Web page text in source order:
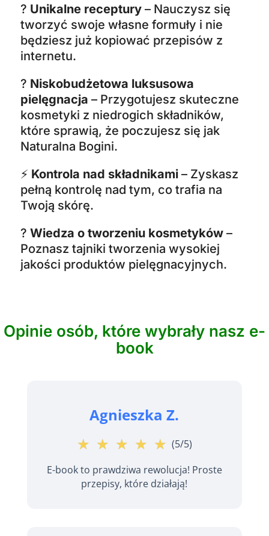
? Unikalne receptury– Nauczysz się
tworzyć swoje własne formuły i nie
będziesz już kopiować przepisów z
internetu.
? Niskobudżetowa luksusowa
pielęgnacja – Przygotujesz skuteczne
kosmetyki z niedrogich składników,
które sprawią, że poczujesz się jak
Naturalna Bogini.
⚡ Kontrola nad składnikami– Zyskasz
pełną kontrolę nad tym, co trafia na
Twoją skórę.
? Wiedza o tworzeniu kosmetyków–
Poznasz tajniki tworzenia wysokiej
jakości produktów pielęgnacyjnych.
Opinie osób, które wybrały nasz e-
book
Agnieszka Z.
☆ ☆ ☆ ☆ ☆
★ ★ ★ ★ ★ (5/5)
E-book to prawdziwa rewolucja! Proste
przepisy, które działają!